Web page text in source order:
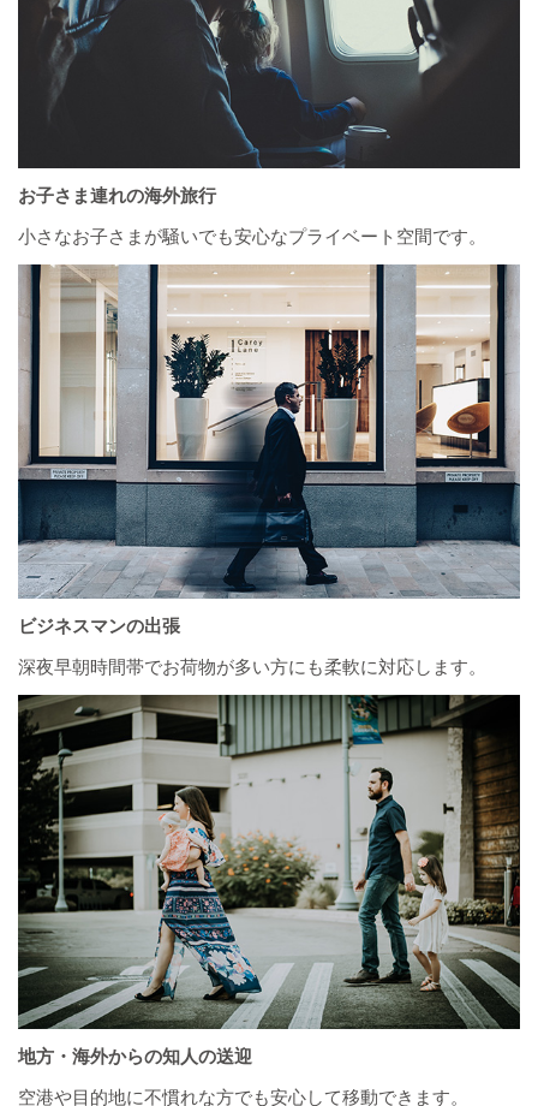
お子さま連れの海外旅行
小さなお子さまが騒いでも安心なプライベート空間です。
ビジネスマンの出張
深夜早朝時間帯でお荷物が多い方にも柔軟に対応します。
地方・海外からの知人の送迎
空港や目的地に不慣れな方でも安心して移動できます。